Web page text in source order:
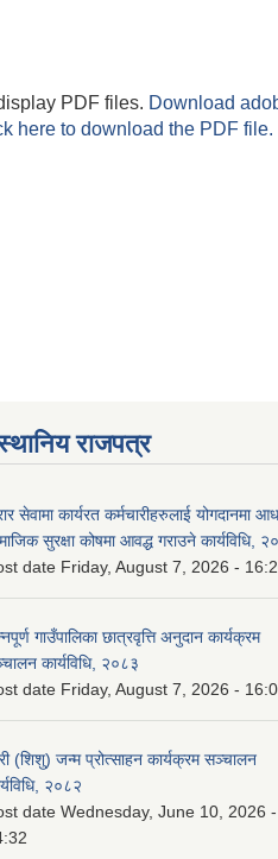
PDF files. Download
here to download the PDF file.
राजपत्र
सेवामा कार्यरत कर्मचारीहरुलाई योगदानमा
सुरक्षा कोषमा आवद्ध गराउने कार्यविधि,
date Friday, August 7, 2026 -
गाउँपालिका छात्रवृत्ति अनुदान कार्यक्रम
कार्यविधि, २०८३
date Friday, August 7, 2026 -
(शिशु) जन्म प्रोत्साहन कार्यक्रम सञ्चालन
२०८२
date Wednesday, June 10, 2026 -